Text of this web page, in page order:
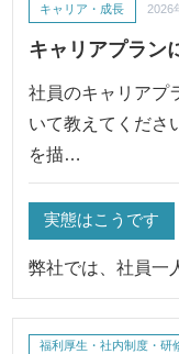
キャリアプラン
キャリア・成長 2026
社員のキャリアプ
いて教えてくださ
を描…
実態はこうです
弊社では、社員一
福利厚生・社内制度・研